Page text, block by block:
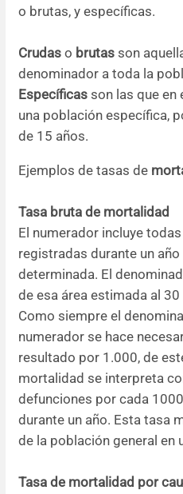
o brutas, y específicas.
Crudas o brutas son
denominador a toda la
Específicas son las que en
una población específica,
de 15 años.
Ejemplos de tasas de
Tasa bruta de mortalidad
El numerador incluye
registradas durante un
determinada. El
de esa área estimada al
Como siempre el
numerador se hace
resultado por 1.000, de
mortalidad se interpreta
defunciones por cada
durante un año. Esta tasa
de la población general en
Tasa de mortalidad por